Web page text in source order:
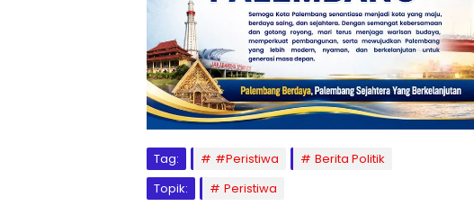
Tag: #Peristiwa
Berita Politik
Topik:
Peristiwa